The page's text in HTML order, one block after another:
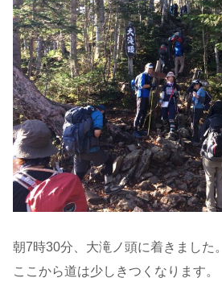
朝7時30分、大滝ノ頭に着きました。
ここから道は少しきつくなります。